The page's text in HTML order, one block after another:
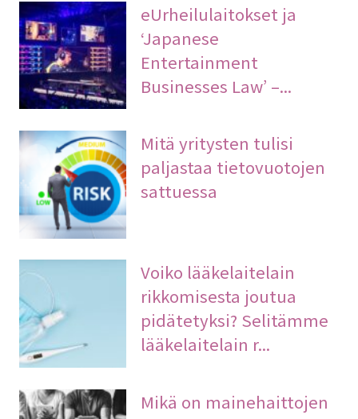
eUrheilulaitokset ja
‘Japanese
Entertainment
Businesses Law’ –...
Mitä yritysten tulisi
paljastaa tietovuotojen
sattuessa
Voiko lääkelaitelain
rikkomisesta joutua
pidätetyksi? Selitämme
lääkelaitelain r...
Mikä on mainehaittojen